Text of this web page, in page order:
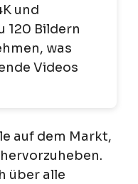
und
120 Bildern
was
Videos
auf dem Markt,
über alle